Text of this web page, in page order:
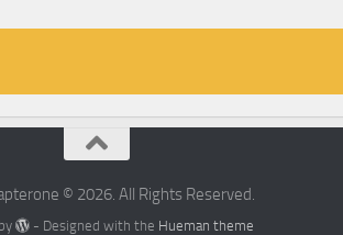
© 2026. All Rights Reserved.
- Designed with the Hueman theme